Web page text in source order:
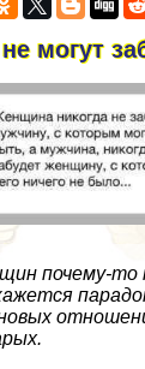
могут
почему-то